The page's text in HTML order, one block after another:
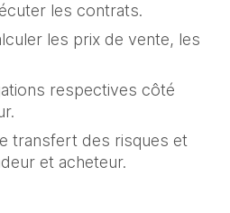
les contrats.
les prix de vente, les
respectives côté
transfert des risques et
et acheteur.